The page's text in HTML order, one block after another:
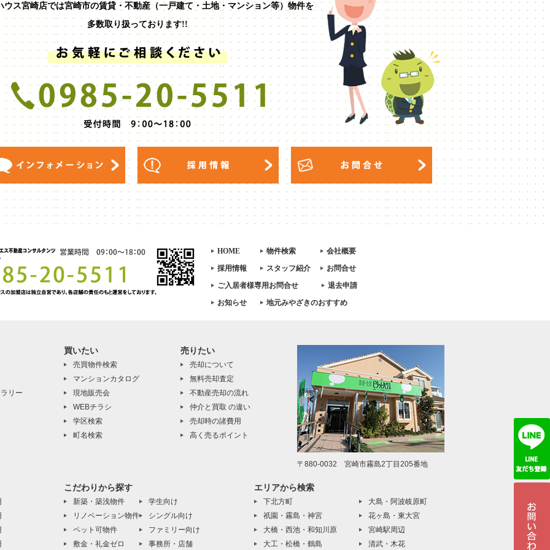
ウス宮崎店では宮崎市の賃貸・不動産（一戸建て・土地・マンション等）物件を
多数取り扱っております!!
HOME 物件検索
会社概要
採用情報
スタッフ紹介
お問合せ
ご入居者様専用お問合せ
退去申請
お知らせ
地元みやざきのおすすめ
リー
買いたい
売買物件検索
マンションカタログ
現地販売会
WEBチラシ
学区検索
町名検索
売りたい
売却について
無料売却査定
不動産売却の流れ
仲介と買取 の違い
売却時の諸費用
高く売るポイント
〒880-0032 宮崎市霧島2丁目205番地
こだわりから探す
新築・築浅物件
リノベーション物件
ペット可物件
敷金・礼金ゼロ
学生向け
シングル向け
ファミリー向け
事務所・店舗
エリアから検索
下北方町
祇園・霧島・神宮
大橋・西池・和知川原
大工・松橋・鶴島
大島・阿波岐原町
花ヶ島・東大宮
宮崎駅周辺
清武・木花